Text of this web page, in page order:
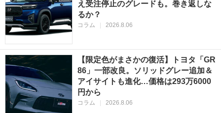
え受注停止のグレードも。巻き返しな
るか？
コラム 2026.8.06
【限定色がまさかの復活】トヨタ「GR
86」一部改良。ソリッドグレー追加＆
アイサイトも進化…価格は293万6000
円から
コラム 2026.8.06